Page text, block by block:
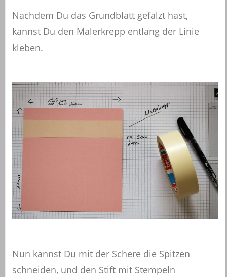
Nachdem Du das Grundblatt gefalzt hast,
kannst Du den Malerkrepp entlang der Linie
kleben.
Nun kannst Du mit der Schere die Spitzen
schneiden, und den Stift mit Stempeln